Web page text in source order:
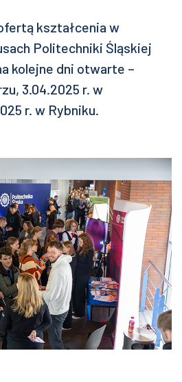
kształcenia w
Politechniki Śląskiej
kolejne dni otwarte –
3.04.2025 r. w
r. w Rybniku.